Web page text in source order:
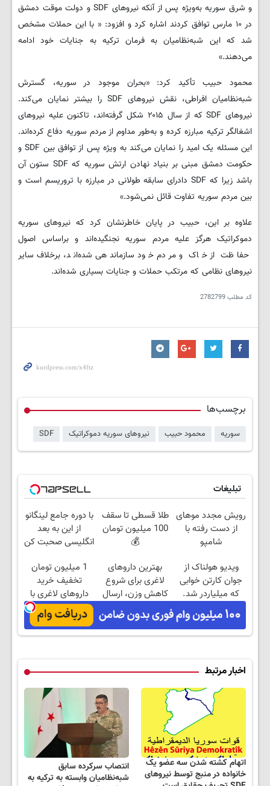
و شرق سوریه به‌ویژه پس از آنکه نیروهای SDF و دولت موقت دمشق
در ۱۰ مارس توافق کردند اشاره کرد و افزود: « با این حملات مشخص
شد که این شبه‌نظامیان به فرمان ترکیه به جنایات خود ادامه
می‌دهند.»
محمود حبیب تأکید کرد: «بحران موجود در سوریه، گسترش
شبه‌نظامیان افراطی، نقش نیروهای SDF را بیشتر نمایان می‌کند.
نیروهای SDF که از سال ۲۰۱۵ شکل گرفته‌اند، تاکنون علیه نیروهای
اشغالگر ترکیه مبارزه کرده و به‌طور مداوم از مردم سوریه دفاع کرده‌اند.
این مسئله یک امید را نمایان می‌کند به ویژه پس از توافق بین SDF و
حکومت دمشق مبنی بر بنیاد نهادن ارتش سوریه که SDF ستون آن
باشد زیرا که SDF دادرای سابقه طولانی در مبارزه با تروریسم است و
بین مردم سوریه تفاوت قائل نمی‌شود.»
علاوه بر این، حبیب در پایان خاطرنشان کرد که نیروهای سوریه
دموکراتیک هرگز علیه مردم سوریه نجنگیده‌اند و براساس اصول
حفاظت از خاک و مردم خود سازماندهی شده‌اند، برخلاف سایر
نیروهای نظامی که مرتکب حملات و جنایات بسیاری شده‌اند.
کد مطلب2782799
برچسب‌ها
سوریه محمود حبیب نیروهای سوریه دموکراتیک SDF
تبلیغات
رویش مجدد موهای
از دست رفته با
شامپو
امشب
طلا قسطی تا سقف
100 میلیون تومان
💰
با دوره جامع لینگانو
از این به بعد
انگلیسی صحبت کن
ویدیو هولناک از
جوان کارتن خوابی
که میلیاردر شد.
آموزش رایگان
بهترین داروهای
لاغری برای شروع
کاهش وزن، ارسال
از داروخانه های
نزدیکت!
1 میلیون تومان
تخفیف خرید
داروهای لاغری با
ارسال از داروخانه و
پک یخ!
اخبار مرتبط
اتهام کشته شدن سه عضو یک
خانواده در منبج توسط نیروهای
انتصاب سرکرده سابق
شبه‌نظامیان وابسته به ترکیه به